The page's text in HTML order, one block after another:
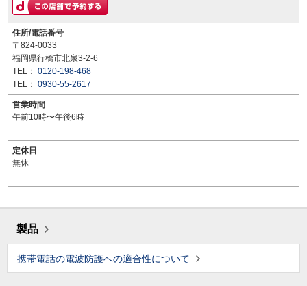
住所/電話番号
〒824-0033
福岡県行橋市北泉3-2-6
TEL： 0120-198-468
TEL： 0930-55-2617
営業時間
午前10時〜午後6時
定休日
無休
製品
携帯電話の電波防護への適合性について